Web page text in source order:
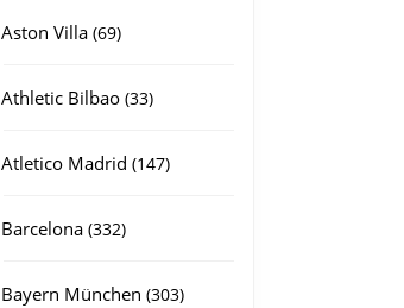
Aston Villa 6969
Athletic Bilbao 3333
Atletico Madrid 147147
Barcelona 332332
Bayern München 303303